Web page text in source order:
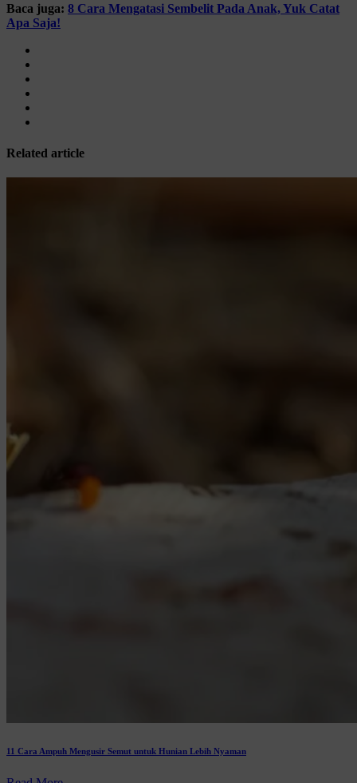
Baca juga: 8 Cara Mengatasi Sembelit Pada Anak, Yuk Catat
Apa Saja!
Related article
11 Cara Ampuh Mengusir Semut untuk Hunian Lebih Nyaman